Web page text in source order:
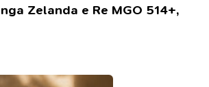
Zelanda e Re MGO 514+,